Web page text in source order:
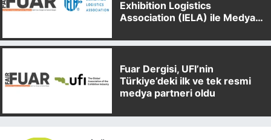
Exhibition Logistics
Association (IELA) ile Medya
Fuar Dergisi, UFI’nin
Türkiye’deki ilk ve tek resmi
medya partneri oldu